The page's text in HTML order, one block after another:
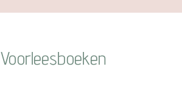
Voorleesboeken